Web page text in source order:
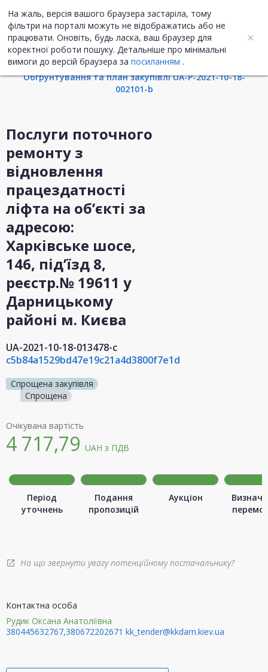
На жаль, версія вашого браузера застаріла, тому
фільтри на порталі можуть не відображатись або не
працювати. Оновіть, будь ласка, ваш браузер для
коректної роботи пошуку. Детальніше про мінімальні
вимоги до версій браузера за посиланням .
UA ENG
Інформація про закупівлю
Обгрунтування та план закупівлі UA-P-2021-10-18-
002101-b
Послуги поточного
ремонту з
відновлення
працездатності
ліфта на об’єкті за
адресою:
Харківське шосе,
146, під’їзд 8,
реєстр.№ 19611 у
Дарницькому
районі м. Києва
UA-2021-10-18-013478-c
c5b84a1529bd47e19c21a4d3800f7e1d
Спрощена закупівля
Спрощена
Очікувана вартість
4 717,79 UAH з ПДВ
Період
уточнень
Подання
пропозицій
Аукціон
open_in_new На що звернути увагу потенційному постачальнику?
Контактна особа
Рудик Оксана Анатоліївна
380445632767,380672202671 kk_tender@kkdarn.kiev.ua